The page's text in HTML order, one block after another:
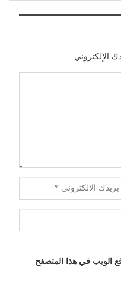
الإلكتروني.
الويب في هذا المتصفح